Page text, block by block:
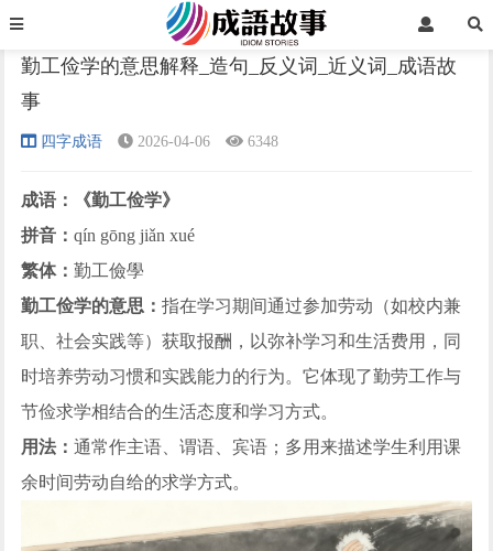
正文
勤工俭学的意思解释_造句_反义词_近义词_成语故
事
四字成语 2026-04-06 6348
成语：《勤工俭学》
拼音：qín gōng jiǎn xué
繁体：勤工儉學
勤工俭学的意思：指在学习期间通过参加劳动（如校内兼
职、社会实践等）获取报酬，以弥补学习和生活费用，同
时培养劳动习惯和实践能力的行为。它体现了勤劳工作与
节俭求学相结合的生活态度和学习方式。
用法：通常作主语、谓语、宾语；多用来描述学生利用课
余时间劳动自给的求学方式。